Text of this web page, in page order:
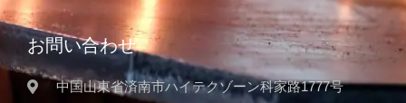
お問い合わせ
中国山東省済南市ハイテクゾーン科家路1777号